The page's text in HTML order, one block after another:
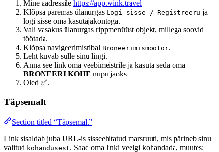
Mine aadressile https://app.wink.travel
Klõpsa paremas ülanurgas Logi sisse / Registreeru ja
logi sisse oma kasutajakontoga.
Vali vasakus ülanurgas rippmenüüst objekt, millega soovid
töötada.
Klõpsa navigeerimisribal Broneerimismootor.
Leht kuvab sulle sinu lingi.
Anna see link oma veebimeistrile ja kasuta seda oma
BRONEERI KOHE nupu jaoks.
Oled ✅.
Täpsemalt
Section titled “Täpsemalt”
Link sisaldab juba URL-is sisseehitatud marsruuti, mis pärineb sinu
valitud kohandusest. Saad oma linki veelgi kohandada, muutes: